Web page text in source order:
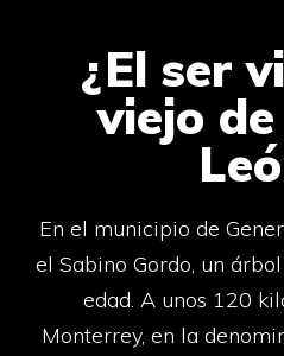
¿El ser
viejo
En el municipio de
el Sabino Gordo, un
edad. A unos 120
Monterrey, en la